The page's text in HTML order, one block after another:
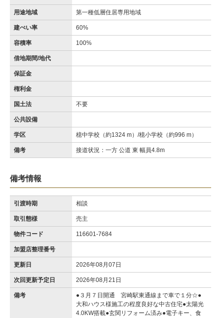
用途地域 第一種低層住居専用地域
建ぺい率 60%
容積率 100%
借地期間/地代
保証金
権利金
国土法 不要
公共設備
学区 檍中学校（約1324 m）/檍小学校（約996 m）
備考 接道状況：一方 公道 東 幅員4.8m
備考情報
引渡時期 相談
取引態様 売主
物件コード 116601-7684
加盟店整理番号
更新日 2026年08月07日
次回更新予定日 2026年08月21日
備考
●３月７日開通 宮崎駅東通線まで車で１分☆●
大和ハウス様施工の程度良好な中古住宅●太陽光
4.0KW搭載●玄関リフォーム済み●電子キー、食